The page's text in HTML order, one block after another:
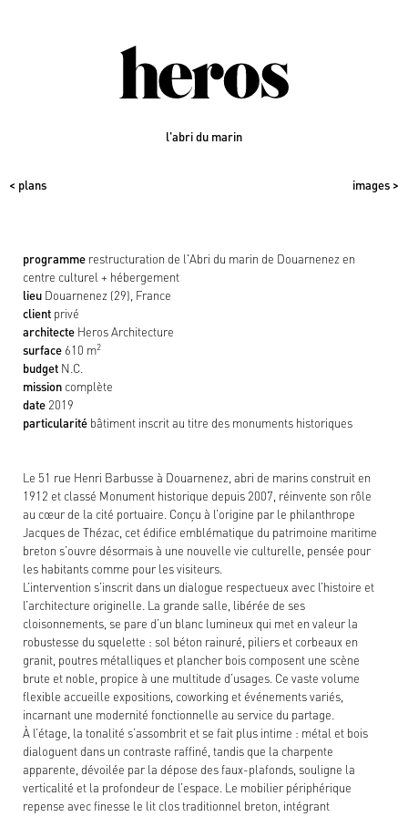
< plans images >
l'abri du marin
programme restructuration de l'Abri du marin de Douarnenez en
centre culturel + hébergement
lieu Douarnenez (29), France
client privé
architecte Heros Architecture
surface 610 m2
budget N.C.
mission complète
date 2019
particularité bâtiment inscrit au titre des monuments historiques
Le 51 rue Henri Barbusse à Douarnenez, abri de marins construit en
1912 et classé Monument historique depuis 2007, réinvente son rôle
au cœur de la cité portuaire. Conçu à l’origine par le philanthrope
Jacques de Thézac, cet édifice emblématique du patrimoine maritime
breton s’ouvre désormais à une nouvelle vie culturelle, pensée pour
les habitants comme pour les visiteurs.
L’intervention s’inscrit dans un dialogue respectueux avec l’histoire et
l’architecture originelle. La grande salle, libérée de ses
cloisonnements, se pare d’un blanc lumineux qui met en valeur la
robustesse du squelette : sol béton rainuré, piliers et corbeaux en
granit, poutres métalliques et plancher bois composent une scène
brute et noble, propice à une multitude d’usages. Ce vaste volume
flexible accueille expositions, coworking et événements variés,
incarnant une modernité fonctionnelle au service du partage.
À l’étage, la tonalité s’assombrit et se fait plus intime : métal et bois
dialoguent dans un contraste raffiné, tandis que la charpente
apparente, dévoilée par la dépose des faux-plafonds, souligne la
verticalité et la profondeur de l’espace. Le mobilier périphérique
repense avec finesse le lit clos traditionnel breton, intégrant